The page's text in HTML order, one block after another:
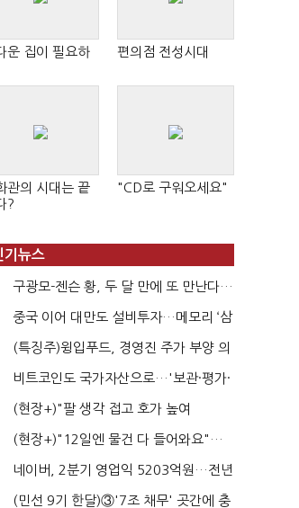
운 집이 필요하
편의점 전성시대
관의 시대는 끝
?
"CD로 구워오세요"
기뉴스
구광모-젠슨 황, 두 달 만에 또 만난다…
로봇·AI 등 논...
중국 이어 대만도 설비투자…메모리 ‘삼
국전쟁’
(특징주)윙입푸드, 경영진 주가 부양 의
지에 상한가...
비트코인도 국가자산으로…'보관·평가·
처분' 기준은 ...
(현장+)"팔 생각 접고 호가 높여
요"…'덜 똘똘한 한 채' 20...
(현장+)"12일엔 물건 다 들어와요"…
빈 매대 채우며 문 연 ...
네이버, 2분기 영업익 5203억원…전년
비 0.2% 감소...
(민선 9기 한달)③'7조 채무' 곳간에 충